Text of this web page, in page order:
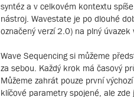
syntéz a v celkovém kontextu
nástroj. Wavestate je po dlouhé
označený verzí 2.0) na plný
Wave Sequencing si můžeme
za sebou. Každý krok má časový
Můžeme zahrát pouze první
klíčové parametry spojené, ale